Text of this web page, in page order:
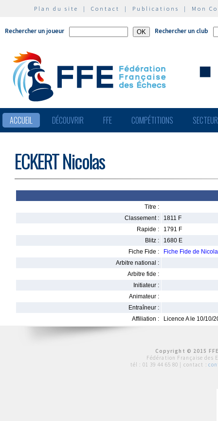
Plan du site | Contact | Publications | Mon
Rechercher un joueur Rechercher un club
ACCUEIL DÉCOUVRIR FFE COMPÉTITIONS
ECKERT Nicolas
Titre :
Classement :
1811 F
Rapide :
1791 F
Blitz :
1680 E
Fiche Fide :
Fiche Fide de
Arbitre national :
Arbitre fide :
Initiateur :
Animateur :
Entraîneur :
Affiliation :
Licence A le 10/10/
Copyright © 2015
Fédération Française des
tél : 01 39 44 65 80 | contact :